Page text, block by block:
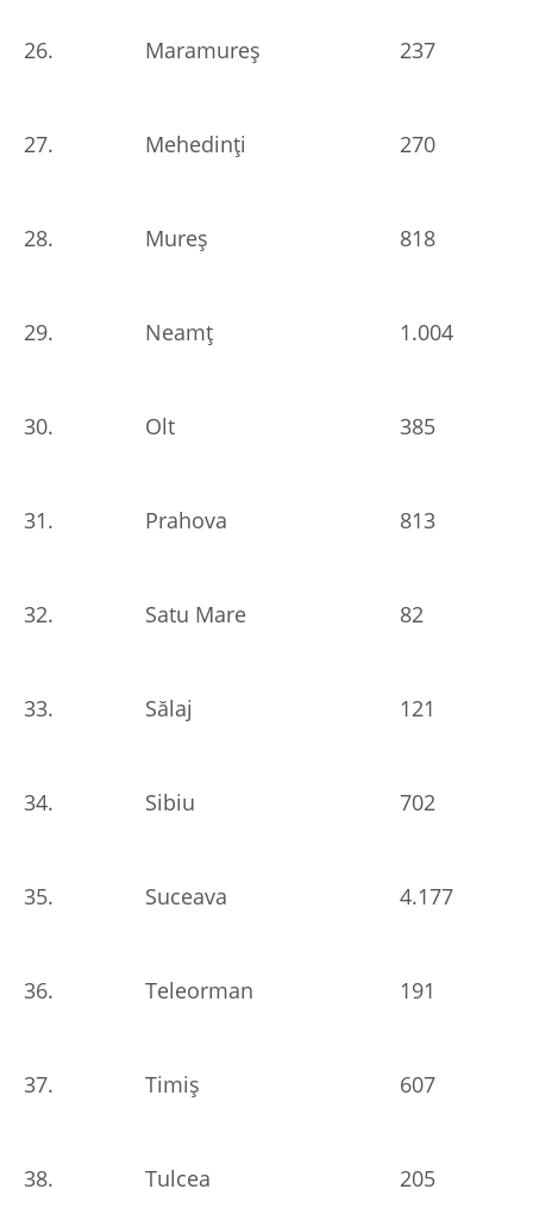
26. Maramureș 237
27. Mehedinți 270
28. Mureș 818
29. Neamț 1.004
30. Olt 385
31. Prahova 813
32. Satu Mare 82
33. Sălaj 121
34. Sibiu 702
35. Suceava 4.177
36. Teleorman 191
37. Timiș 607
38. Tulcea 205